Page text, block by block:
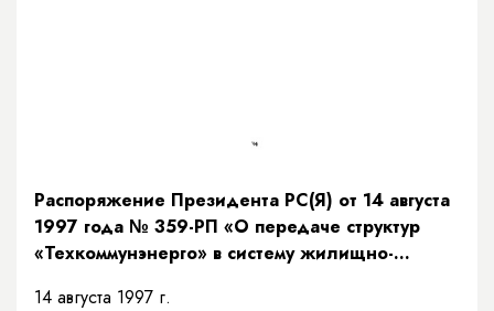
Распоряжение Президента РС(Я) от 14 августа
1997 года № 359-РП «О передаче структур
«Техкоммунэнерго» в систему жилищно-
14 августа 1997 г.